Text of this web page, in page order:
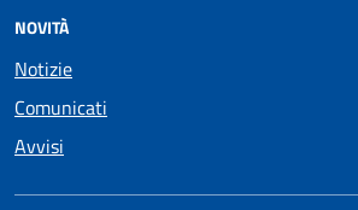
NOVITÀ
Notizie
Comunicati
Avvisi